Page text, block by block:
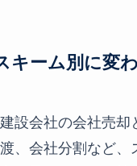
キーム別に変
建設会社の会社売却
渡、会社分割など、